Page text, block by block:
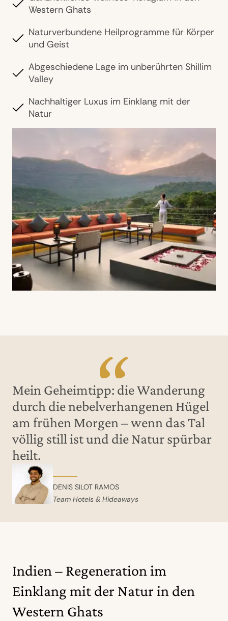
Western Ghats
Naturverbundene Heilprogramme für Körper
und Geist
Abgeschiedene Lage im unberührten Shillim
Valley
Nachhaltiger Luxus im Einklang mit der
Natur
Mein Geheimtipp: die Wanderung
durch die nebelverhangenen Hügel
am frühen Morgen – wenn das Tal
völlig still ist und die Natur spürbar
heilt.
DENIS SILOT RAMOS
Team Hotels & Hideaways
Indien – Regeneration im
Einklang mit der Natur in den
Western Ghats